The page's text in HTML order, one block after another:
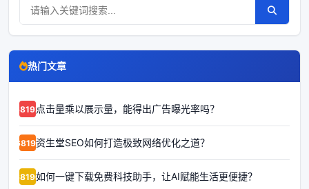
热门文章
68192点击量乘以展示量，能得出广告曝光率吗？
68191资生堂SEO如何打造极致网络优化之道？
68190如何一键下载免费科技助手，让AI赋能生活更便捷？